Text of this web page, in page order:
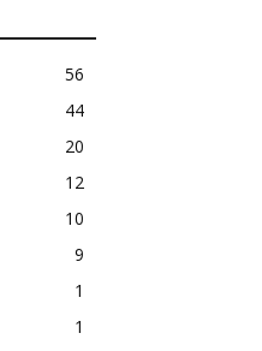
56
44
20
12
10
9
1
1